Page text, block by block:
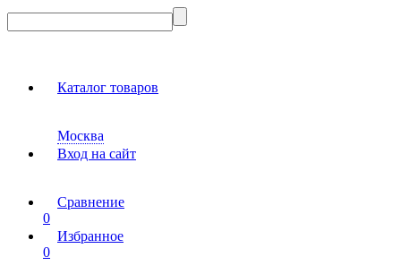
Каталог товаров
Москва
Вход на сайт
Сравнение
0
Избранное
0